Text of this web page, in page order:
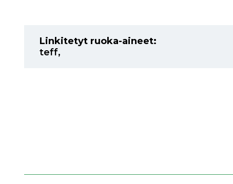
Linkitetyt ruoka-aineet:
teff,